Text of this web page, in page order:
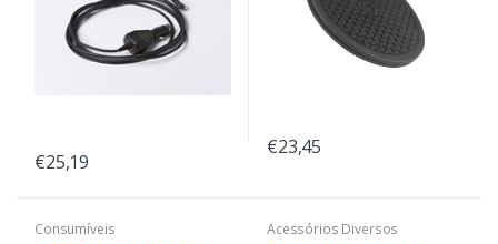
€25,19
€23,45
Consumíveis
Acessórios Diversos